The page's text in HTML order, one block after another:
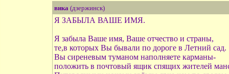
вика(дзержинск)
Я ЗАБЫЛА ВАШЕ ИМЯ.
Я забыла Ваше имя, Ваше отчество и страны,
те,в которых Вы бывали по дороге в Летний сад.
Вы сиреневым туманом наполняете карманы-
положить в почтовый ящик спящих жителей